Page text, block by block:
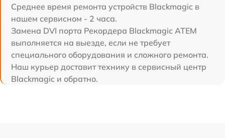
Среднее время ремонта устройств Blackmagic в
нашем сервисном - 2 часа.
Замена DVI порта Рекордера Blackmagic ATEM
выполняется на выезде, если не требует
специального оборудования и сложного ремонта.
Наш курьер доставит технику в сервисный центр
Blackmagic и обратно.